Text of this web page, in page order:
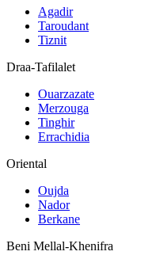
Agadir
Taroudant
Tiznit
Draa-Tafilalet
Ouarzazate
Merzouga
Tinghir
Errachidia
Oriental
Oujda
Nador
Berkane
Beni Mellal-Khenifra